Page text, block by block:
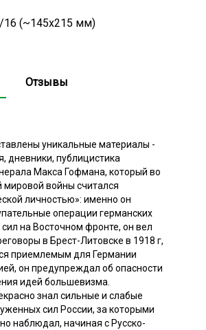
16 (~145х215 мм)
Отзывы
уникальные материалы -
дневники, публицистика
Макса Гофмана, который во
мировой войны считался
личностью»: именно он
операции германских
на Восточном фронте, он вел
в Брест-Литовске в 1918 г,
приемлемым для Германии
он предупреждал об опасности
идей большевизма.
знал сильные и слабые
сил России, за которыми
наблюдал, начиная с Русско-